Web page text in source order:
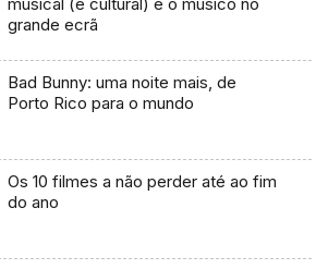
grande ecrã
Bad Bunny: uma noite mais, de
Porto Rico para o mundo
Os 10 filmes a não perder até ao fim
do ano